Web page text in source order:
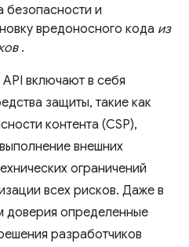
безопасности и
вредоносного кода из
.
включают в себя
защиты, такие как
контента (CSP),
внешних
ограничений
всех рисков. Даже в
доверия определенные
разработчиков